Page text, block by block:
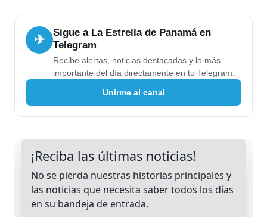
✈
Sigue a La Estrella de Panamá en
Telegram
Recibe alertas, noticias destacadas y lo más
importante del día directamente en tu Telegram.
Unirme al canal